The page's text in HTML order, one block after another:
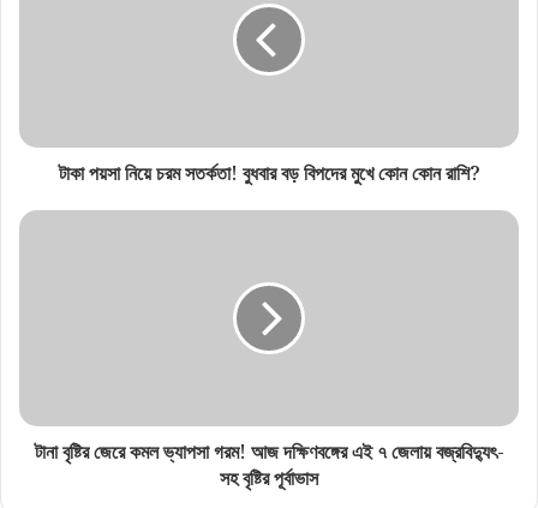
Related Articles
বরানগরে মর্মান্তিক দুর্ঘটনা, লরির ধাক্কায় মৃত
দুই স্কুলপড়ুয়ার
August 1, 2026
কুরিয়ার সংস্থার ভিতরেই চুরির ছক! কলকাতা
পুলিশের বড় সাফল্য, গ্রেফতার ৩
August 1, 2026
সুরক্ষা স্কোয়াড’
July 30, 2026